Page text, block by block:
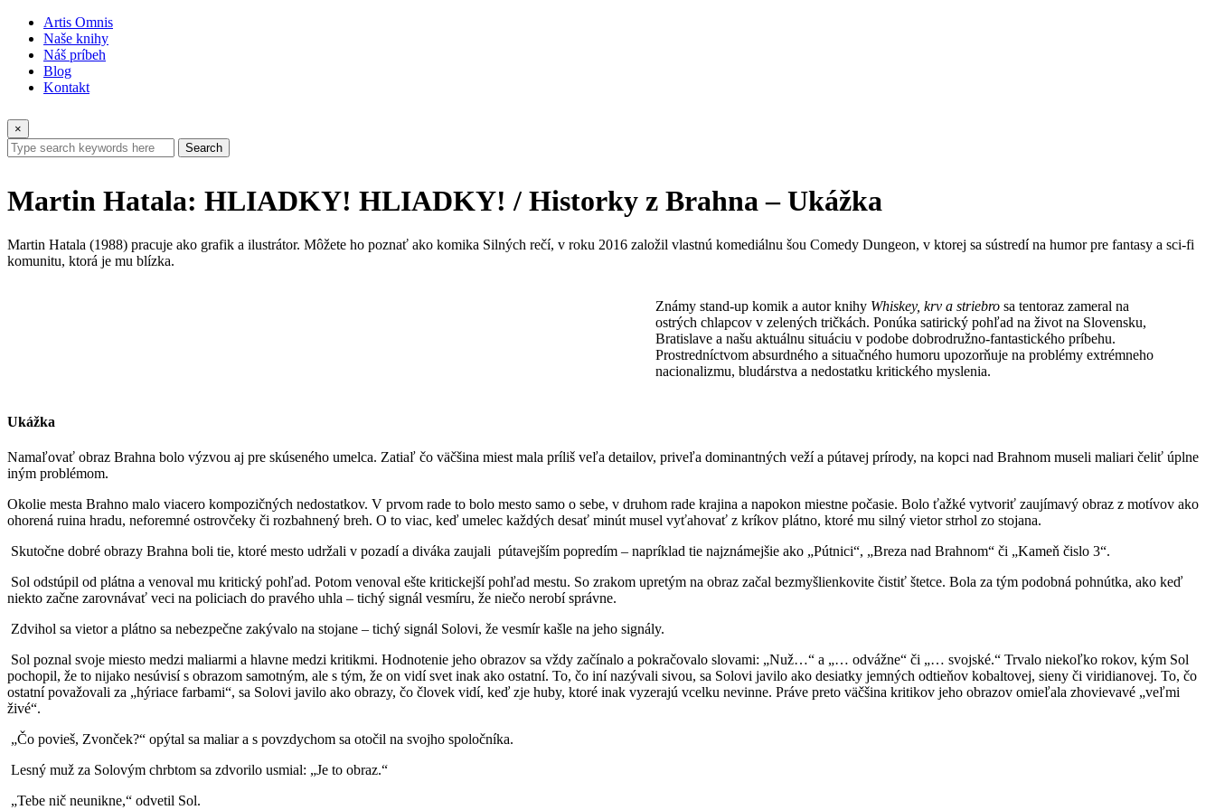
Artis Omnis
Naše knihy
Náš príbeh
Blog
Kontakt
×
Search
Martin Hatala: HLIADKY! HLIADKY! / Historky z Brahna – Ukážka
Martin Hatala (1988) pracuje ako grafik a ilustrátor. Môžete ho poznať ako komika Silných rečí, v roku 2016 založil vlastnú komediálnu šou Comedy Dungeon, v ktorej sa sústredí na humor pre fantasy a sci-fi
komunitu, ktorá je mu blízka.
Známy stand-up komik a autor knihy Whiskey, krv a striebro sa tentoraz zameral na
ostrých chlapcov v zelených tričkách. Ponúka satirický pohľad na život na Slovensku,
Bratislave a našu aktuálnu situáciu v podobe dobrodružno-fantastického príbehu.
Prostredníctvom absurdného a situačného humoru upozorňuje na problémy extrémneho
nacionalizmu, bludárstva a nedostatku kritického myslenia.
Ukážka
Namaľovať obraz Brahna bolo výzvou aj pre skúseného umelca. Zatiaľ čo väčšina miest mala príliš veľa detailov, priveľa dominantných veží a pútavej prírody, na kopci nad Brahnom museli maliari čeliť úplne
iným problémom.
Okolie mesta Brahno malo viacero kompozičných nedostatkov. V prvom rade to bolo mesto samo o sebe, v druhom rade krajina a napokon miestne počasie. Bolo ťažké vytvoriť zaujímavý obraz z motívov ako
ohorená ruina hradu, neforemné ostrovčeky či rozbahnený breh. O to viac, keď umelec každých desať minút musel vyťahovať z kríkov plátno, ktoré mu silný vietor strhol zo stojana.
Skutočne dobré obrazy Brahna boli tie, ktoré mesto udržali v pozadí a diváka zaujali pútavejším popredím – napríklad tie najznámejšie ako „Pútnici“, „Breza nad Brahnom“ či „Kameň čislo 3“.
Sol odstúpil od plátna a venoval mu kritický pohľad. Potom venoval ešte kritickejší pohľad mestu. So zrakom upretým na obraz začal bezmyšlienkovite čistiť štetce. Bola za tým podobná pohnútka, ako keď
niekto začne zarovnávať veci na policiach do pravého uhla – tichý signál vesmíru, že niečo nerobí správne.
Zdvihol sa vietor a plátno sa nebezpečne zakývalo na stojane – tichý signál Solovi, že vesmír kašle na jeho signály.
Sol poznal svoje miesto medzi maliarmi a hlavne medzi kritikmi. Hodnotenie jeho obrazov sa vždy začínalo a pokračovalo slovami: „Nuž…“ a „… odvážne“ či „… svojské.“ Trvalo niekoľko rokov, kým Sol
pochopil, že to nijako nesúvisí s obrazom samotným, ale s tým, že on vidí svet inak ako ostatní. To, čo iní nazývali sivou, sa Solovi javilo ako desiatky jemných odtieňov kobaltovej, sieny či viridianovej. To, čo
ostatní považovali za „hýriace farbami“, sa Solovi javilo ako obrazy, čo človek vidí, keď zje huby, ktoré inak vyzerajú vcelku nevinne. Práve preto väčšina kritikov jeho obrazov omieľala zhovievavé „veľmi
živé“.
„Čo povieš, Zvonček?“ opýtal sa maliar a s povzdychom sa otočil na svojho spoločníka.
Lesný muž za Solovým chrbtom sa zdvorilo usmial: „Je to obraz.“
„Tebe nič neunikne,“ odvetil Sol.